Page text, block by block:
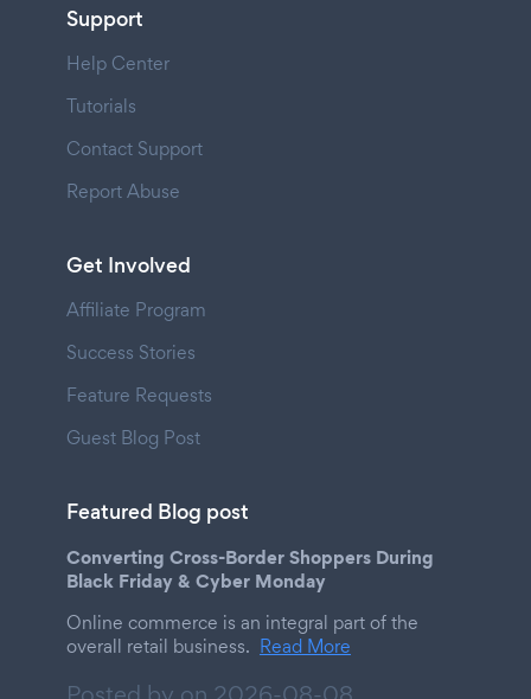
Support
Help Center
Tutorials
Contact Support
Report Abuse
Get Involved
Affiliate Program
Success Stories
Feature Requests
Guest Blog Post
Featured Blog post
Converting Cross-Border Shoppers During
Black Friday & Cyber Monday
Online commerce is an integral part of the
overall retail business. Read More